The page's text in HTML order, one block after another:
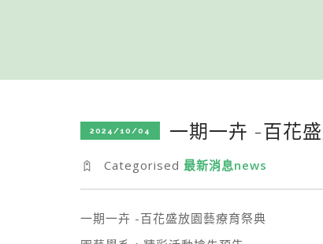
2024/10/04 一期一卉 -百花
Categorised 最新消息news
一期一卉 -百花盛放園藝療育祭典